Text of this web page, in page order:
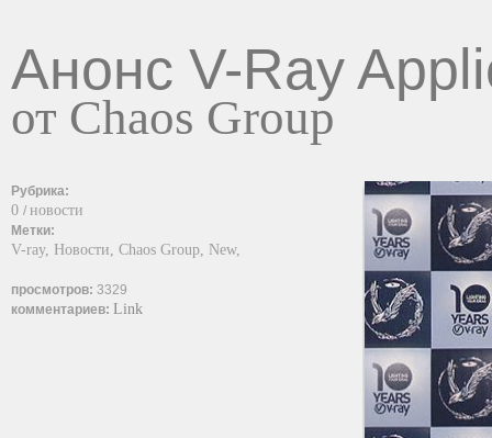
Анонс V-Ray
от Chaos Group
Рубрика:
0 / новости
Метки:
V-ray, Новости, Chaos Group, New,
просмотров: 3329
комментариев: Link